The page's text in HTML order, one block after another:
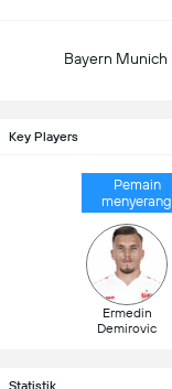
Bayern Munich
Key Players
Pemain
menyerang
Ermedin
Demirovic
Statistik